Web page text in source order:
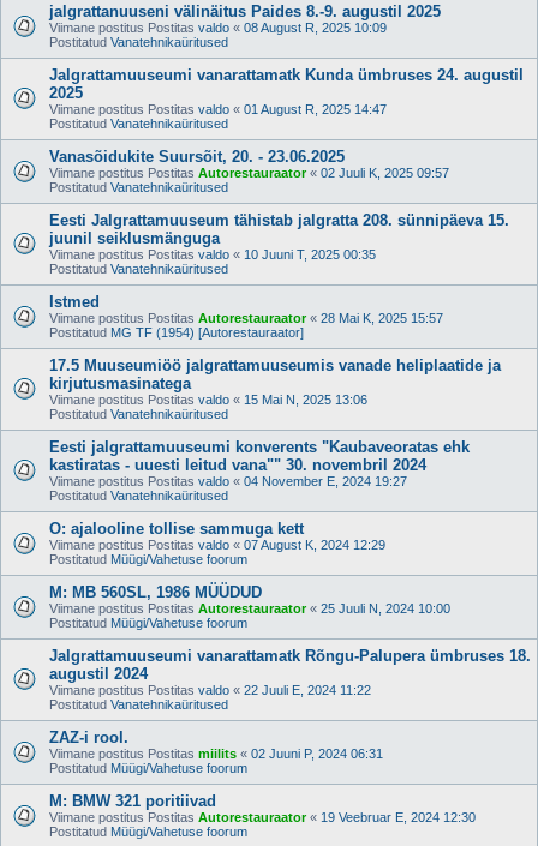
jalgrattanuuseni välinäitus Paides 8.-9. augustil 2025
Viimane postitus Postitas valdo « 08 August R, 2025 10:09
Postitatud Vanatehnikaüritused
Jalgrattamuuseumi vanarattamatk Kunda ümbruses 24. augustil
2025
Viimane postitus Postitas valdo « 01 August R, 2025 14:47
Postitatud Vanatehnikaüritused
Vanasõidukite Suursõit, 20. - 23.06.2025
Viimane postitus Postitas Autorestauraator« 02 Juuli K, 2025 09:57
Postitatud Vanatehnikaüritused
Eesti Jalgrattamuuseum tähistab jalgratta 208. sünnipäeva 15.
juunil seiklusmänguga
Viimane postitus Postitas valdo « 10 Juuni T, 2025 00:35
Postitatud Vanatehnikaüritused
Istmed
Viimane postitus Postitas Autorestauraator« 28 Mai K, 2025 15:57
Postitatud MG TF (1954) [Autorestauraator]
17.5 Muuseumiöö jalgrattamuuseumis vanade heliplaatide ja
kirjutusmasinatega
Viimane postitus Postitas valdo « 15 Mai N, 2025 13:06
Postitatud Vanatehnikaüritused
Eesti jalgrattamuuseumi konverents "Kaubaveoratas ehk
kastiratas - uuesti leitud vana"" 30. novembril 2024
Viimane postitus Postitas valdo « 04 November E, 2024 19:27
Postitatud Vanatehnikaüritused
O: ajalooline tollise sammuga kett
Viimane postitus Postitas valdo « 07 August K, 2024 12:29
Postitatud Müügi/Vahetuse foorum
M: MB 560SL, 1986 MÜÜDUD
Viimane postitus Postitas Autorestauraator« 25 Juuli N, 2024 10:00
Postitatud Müügi/Vahetuse foorum
Jalgrattamuuseumi vanarattamatk Rõngu-Palupera ümbruses 18.
augustil 2024
Viimane postitus Postitas valdo « 22 Juuli E, 2024 11:22
Postitatud Vanatehnikaüritused
ZAZ-i rool.
Viimane postitus Postitas miilits « 02 Juuni P, 2024 06:31
Postitatud Müügi/Vahetuse foorum
M: BMW 321 poritiivad
Viimane postitus Postitas Autorestauraator« 19 Veebruar E, 2024 12:30
Postitatud Müügi/Vahetuse foorum